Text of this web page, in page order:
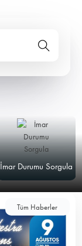
İmar Durumu Sorgula
Tüm Haberler